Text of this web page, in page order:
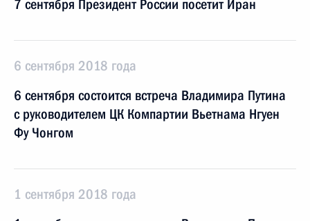
7 сентября Президент России посетит Иран
6 сентября 2018 года
6 сентября состоится встреча Владимира Путина
с руководителем ЦК Компартии Вьетнама Нгуен
Фу Чонгом
1 сентября 2018 года